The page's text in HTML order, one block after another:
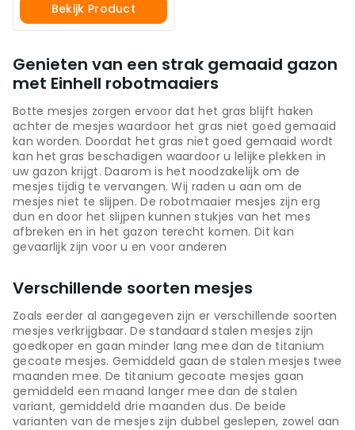
Bekijk Product
Genieten van een strak gemaaid gazon
met Einhell robotmaaiers
Botte mesjes zorgen ervoor dat het gras blijft haken
achter de mesjes waardoor het gras niet goed gemaaid
kan worden. Doordat het gras niet goed gemaaid wordt
kan het gras beschadigen waardoor u lelijke plekken in
uw gazon krijgt. Daarom is het noodzakelijk om de
mesjes tijdig te vervangen. Wij raden u aan om de
mesjes niet te slijpen. De robotmaaier mesjes zijn erg
dun en door het slijpen kunnen stukjes van het mes
afbreken en in het gazon terecht komen. Dit kan
gevaarlijk zijn voor u en voor anderen
Verschillende soorten mesjes
Zoals eerder al aangegeven zijn er verschillende soorten
mesjes verkrijgbaar. De standaard stalen mesjes zijn
goedkoper en gaan minder lang mee dan de titanium
gecoate mesjes. Gemiddeld gaan de stalen mesjes twee
maanden mee. De titanium gecoate mesjes gaan
gemiddeld een maand langer mee dan de stalen
variant, gemiddeld drie maanden dus. De beide
varianten van de mesjes zijn dubbel geslepen, zowel aan